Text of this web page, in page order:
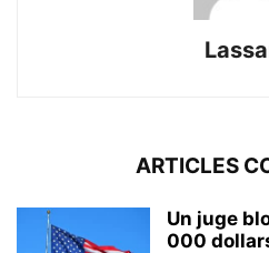
ARTICLES
Un juge
000